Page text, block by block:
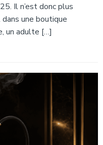
Il n’est donc plus
une boutique
un adulte […]